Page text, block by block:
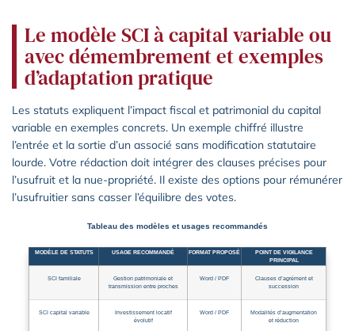
Le modèle SCI à capital variable ou
avec démembrement et exemples
d’adaptation pratique
Les statuts expliquent l’impact fiscal et patrimonial du capital
variable en exemples concrets. Un exemple chiffré illustre
l’entrée et la sortie d’un associé sans modification statutaire
lourde. Votre rédaction doit intégrer des clauses précises pour
l’usufruit et la nue-propriété. Il existe des options pour rémunérer
l’usufruitier sans casser l’équilibre des votes.
Tableau des modèles et usages recommandés
MODÈLE DE STATUTS USAGE RECOMMANDÉ FORMAT PROPOSÉ
POINT DE VIGILANCE
PRINCIPAL
SCI familiale
Gestion patrimoniale et
transmission entre proches
Word / PDF
Clauses d’agrément et
succession
SCI capital variable
Investissement locatif
évolutif
Word / PDF
Modalités d’augmentation
et réduction